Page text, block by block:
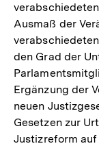
Ausmaß der
den Grad der
Ergänzung der
neuen
Gesetzen zur
Justizreform